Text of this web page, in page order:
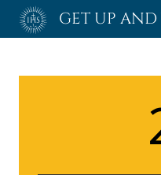
Passa
GET UP AND